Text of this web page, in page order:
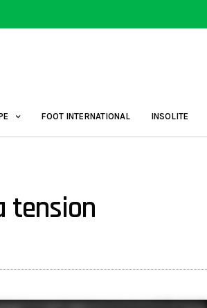
FOOT INTERNATIONAL INSOLITE
tension